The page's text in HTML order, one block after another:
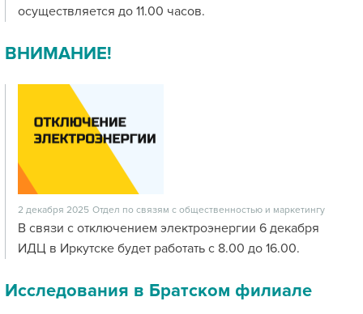
осуществляется до 11.00 часов.
ВНИМАНИЕ!
2 декабря 2025 Отдел по связям с общественностью и маркетингу
В связи с отключением электроэнергии 6 декабря
ИДЦ в Иркутске будет работать с 8.00 до 16.00.
Исследования в Братском филиале